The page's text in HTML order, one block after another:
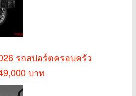
รถสปอร์ตครอบครัว
บาท